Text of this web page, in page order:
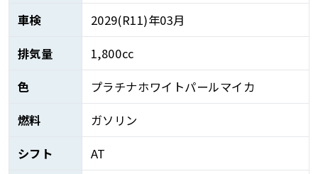
車検
2029(R11)年03月
排気量
1,800cc
色
プラチナホワイトパールマイカ
燃料
ガソリン
シフト
AT